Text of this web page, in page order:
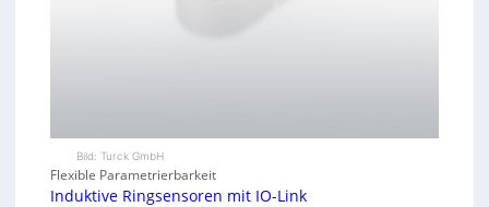
Bild: Turck GmbH
Flexible Parametrierbarkeit
Induktive Ringsensoren mit IO-Link